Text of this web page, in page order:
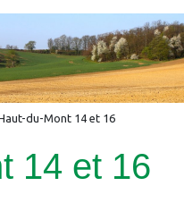
du-Mont 14 et 16
14 et 16